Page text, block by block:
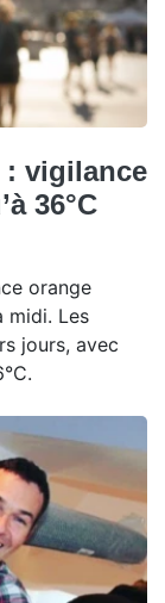
: vigilance
36°C
orange
midi. Les
jours, avec